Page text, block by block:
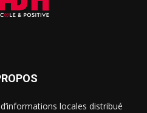
locales distribué